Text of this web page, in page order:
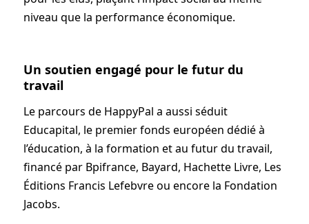
niveau que la performance économique.
Un soutien engagé pour le futur du
travail
Le parcours de HappyPal a aussi séduit
Educapital, le premier fonds européen dédié à
l’éducation, à la formation et au futur du travail,
financé par Bpifrance, Bayard, Hachette Livre, Les
Éditions Francis Lefebvre ou encore la Fondation
Jacobs.